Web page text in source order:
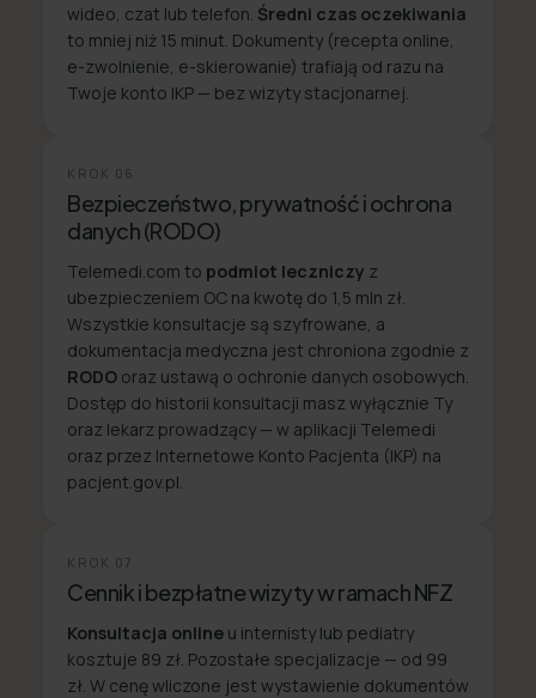
wideo, czat lub telefon. Średni czas oczekiwania
to mniej niż 15 minut. Dokumenty (recepta online,
e-zwolnienie, e-skierowanie) trafiają od razu na
Twoje konto IKP — bez wizyty stacjonarnej.
KROK 06
Bezpieczeństwo, prywatność i ochrona
danych (RODO)
Telemedi.com to podmiot leczniczy z
ubezpieczeniem OC na kwotę do 1,5 mln zł.
Wszystkie konsultacje są szyfrowane, a
dokumentacja medyczna jest chroniona zgodnie z
RODO oraz ustawą o ochronie danych osobowych.
Dostęp do historii konsultacji masz wyłącznie Ty
oraz lekarz prowadzący — w aplikacji Telemedi
oraz przez Internetowe Konto Pacjenta (IKP) na
pacjent.gov.pl.
KROK 07
Cennik i bezpłatne wizyty w ramach NFZ
Konsultacja online u internisty lub pediatry
kosztuje 89 zł. Pozostałe specjalizacje — od 99
zł. W cenę wliczone jest wystawienie dokumentów